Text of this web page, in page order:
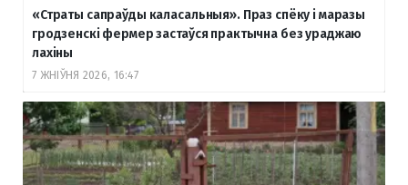
«Страты сапраўды каласальныя». Праз спёку і маразы
гродзенскі фермер застаўся практычна без ураджаю
лахіны
7 ЖНІЎНЯ 2026, 16:47